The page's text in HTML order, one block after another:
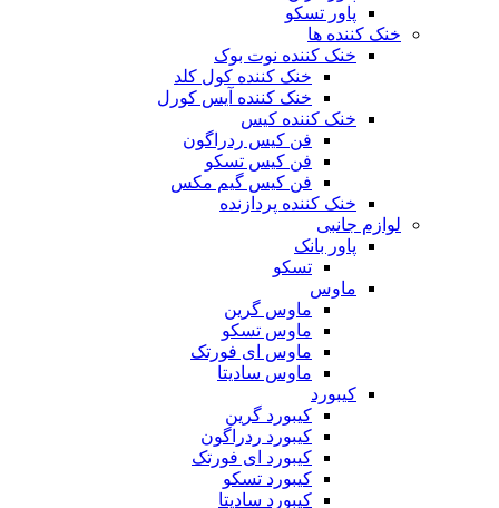
پاور تسکو
خنک کننده ها
خنک کننده نوت بوک
خنک کننده کول کلد
خنک کننده آیس کورل
خنک کننده کیس
فن کیس ردراگون
فن کیس تسکو
فن کیس گیم مکس
خنک کننده پردازنده
لوازم جانبی
پاور بانک
تسکو
ماوس
ماوس گرین
ماوس تسکو
ماوس ای فورتک
ماوس سادیتا
کیبورد
کیبورد گرین
کیبورد ردراگون
کیبورد ای فورتک
کیبورد تسکو
کیبورد سادیتا